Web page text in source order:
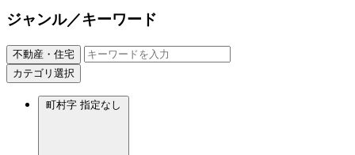
ジャンル／キーワード
不動産・住宅
カテゴリ選択
町村字 指定なし